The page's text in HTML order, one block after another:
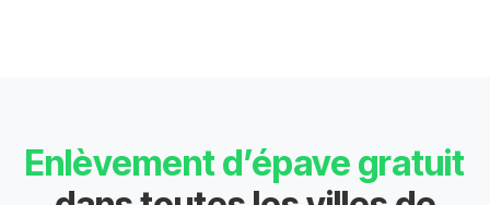
Enlèvement d’épave gratuit